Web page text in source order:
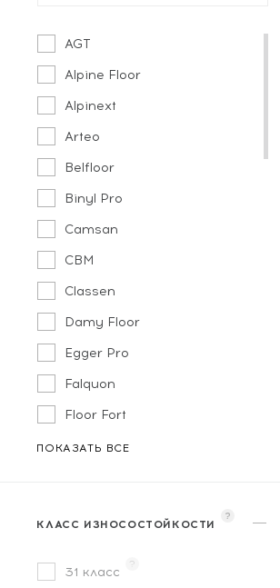
AGT
Alpine Floor
Alpinext
Arteo
Belfloor
Binyl Pro
Camsan
CBM
Classen
Damy Floor
Egger Pro
Falquon
Floor Fort
Flooreo
Icon Floor
ПОКАЗАТЬ ВСЕ
КЛАСС ИЗНОСОСТОЙКОСТИ
?
31 класс
?